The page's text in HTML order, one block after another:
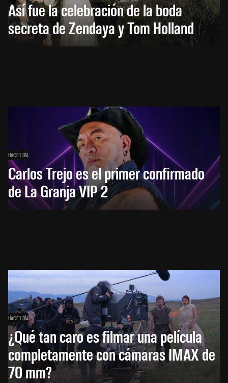
Así fue la celebración de la boda
secreta de Zendaya y Tom Holland
HACE 1 DÍA
Carlos Trejo es el primer confirmado
de La Granja VIP 2
HACE 1 DÍA
¿Qué tan caro es filmar una película
completamente con cámaras IMAX de
70 mm?